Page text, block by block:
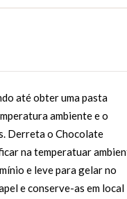
até obter uma pasta
ambiente e o
Derreta o Chocolate
na temperatuar
e leve para gelar no
e conserve-as em local